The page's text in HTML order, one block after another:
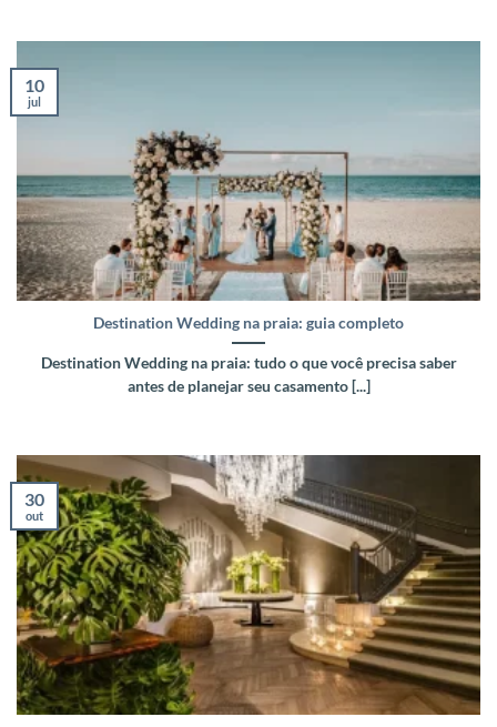
Destination Wedding na praia: guia completo
Destination Wedding na praia: tudo o que você precisa saber
antes de planejar seu casamento [...]
10
jul
30
out